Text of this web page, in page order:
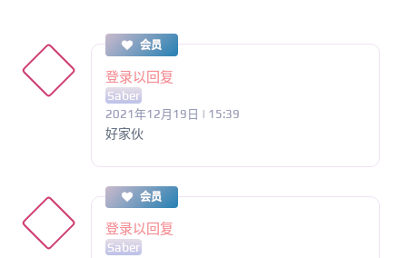
会员
登录以回复
Saber
2021年12月19日 | 15:39
好家伙
会员
登录以回复
Saber